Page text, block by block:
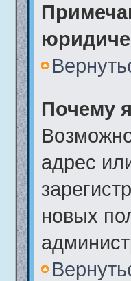
Почему
адрес
новых